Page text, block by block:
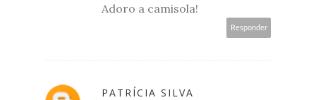
Adoro a camisola!
Responder
PATRÍCIA SILVA